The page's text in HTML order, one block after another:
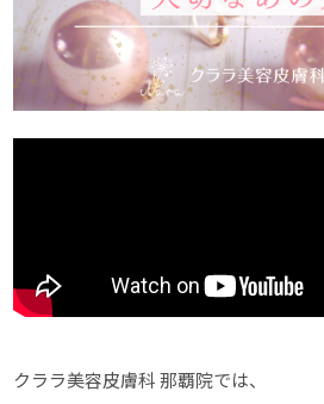
クララ美容皮膚科 那覇院では、